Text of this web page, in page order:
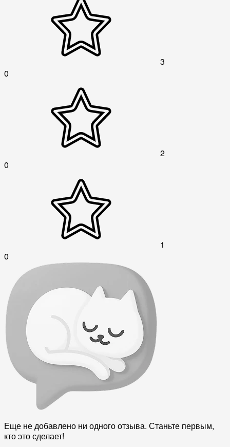
3
0
2
0
1
0
Еще не добавлено ни одного отзыва. Станьте первым,
кто это сделает!